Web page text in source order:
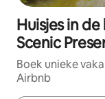
Huisjes in
Scenic
Boek unieke
Airbnb